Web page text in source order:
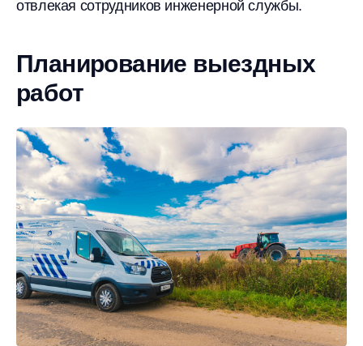
отвлекая сотрудников инженерной службы.
Планирование выездных
работ